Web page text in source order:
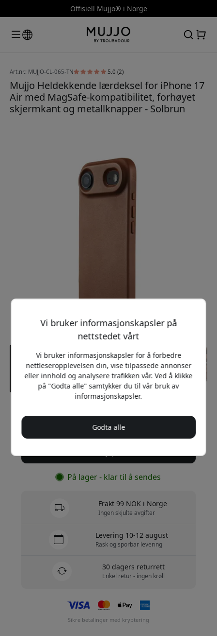
Offisiell Mujjo® i Norge
Art.nr.: MUJJO-CL-065-TN 5.0 (2)
Mujjo Heldekkende lærdeksel for iPhone 17
Air med MagSafe-kompatibilitet, forhøyet
skjermkant og metallknapper - Solbrun
599 NOK
På lager - klar til å sendes
Frakt 99 NOK i Norge
Ingen skjulte avgifter
Levering 10-12 august
Rask og sporbar levering
30 dagers returrett
Enkel retur - ingen krøll
Sikre betalinger med kryptering
Vi bruker informasjonskapsler på
nettstedet vårt
Vi bruker informasjonskapsler for å forbedre
nettleseropplevelsen din, vise tilpassede annonser
eller innhold og analysere trafikken vår. Ved å klikke
på "Godta alle" samtykker du til vår bruk av
informasjonskapsler.
Godta alle